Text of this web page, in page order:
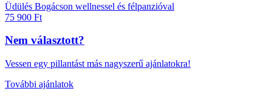
Üdülés Bogácson wellnessel és félpanzióval
75 900 Ft
Nem választott?
Vessen egy pillantást más nagyszerű ajánlatokra!
További ajánlatok